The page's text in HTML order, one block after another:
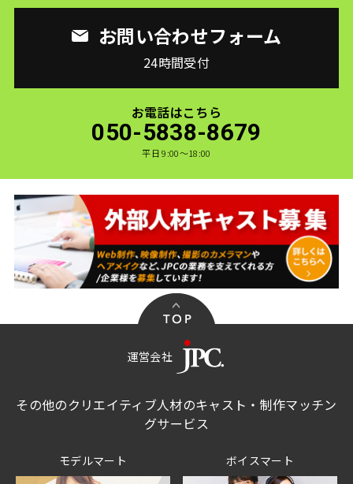
お問い合わせフォーム
24時間受付
お電話はこちら
050-5838-8679
平日 9:00〜18:00
運営会社
その他のクリエイティブ人材のキャスト・制作マッチン
グサービス
モデルマート ボイスマート